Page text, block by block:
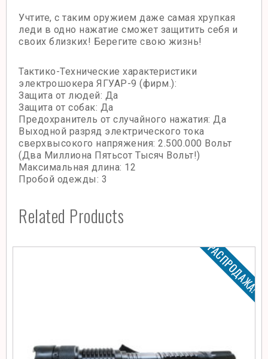
Учтите, с таким оружием даже самая хрупкая
леди в одно нажатие сможет защитить себя и
своих близких! Берегите свою жизнь!
Тактико-Технические характеристики
электрошокера ЯГУАР-9 (фирм.):
Защита от людей: Да
Защита от собак: Да
Предохранитель от случайного нажатия: Да
Выходной разряд электрического тока
сверхвысокого напряжения: 2.500.000 Вольт
(Два Миллиона Пятьсот Тысяч Вольт!)
Максимальная длина: 12
Пробой одежды: 3
Related Products
РАСПРОДАЖА!